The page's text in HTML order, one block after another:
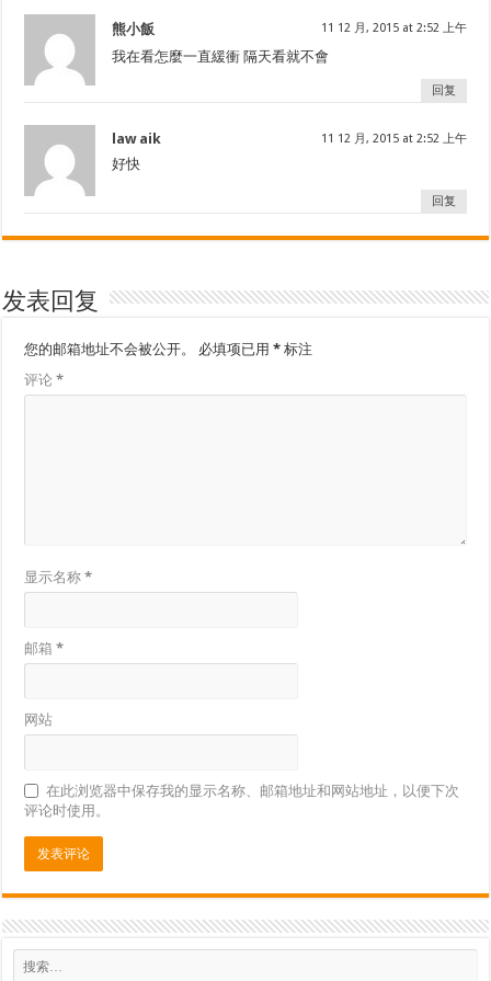
熊小飯 11 12 月, 2015 at 2:52 上午
我在看怎麼一直緩衝 隔天看就不會
回复
law aik 11 12 月, 2015 at 2:52 上午
好快
回复
发表回复
您的邮箱地址不会被公开。 必填项已用* 标注
评论*
显示名称*
邮箱*
网站
在此浏览器中保存我的显示名称、邮箱地址和网站地址，以便下次
评论时使用。